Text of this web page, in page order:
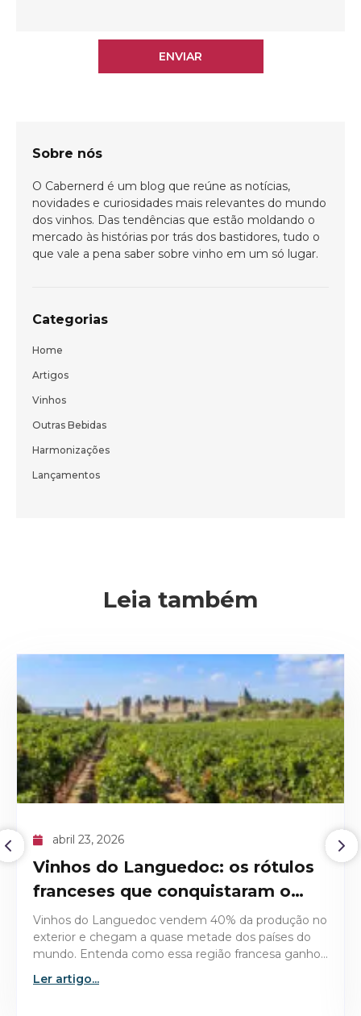
Cadastre-se e receba todas as novidades
ENVIAR
Sobre nós
O Cabernerd é um blog que reúne as notícias,
novidades e curiosidades mais relevantes do mundo
dos vinhos. Das tendências que estão moldando o
mercado às histórias por trás dos bastidores, tudo o
que vale a pena saber sobre vinho em um só lugar.
Categorias
Home
Artigos
Vinhos
Outras Bebidas
Harmonizações
Lançamentos
Leia também
abril 09, 2026
O recorde histórico do Domaine
de la Romanée-Conti 1945
Descubra os detalhes técnicos e históricos que
tornaram o Domaine de la Romanée-Conti 1945 a
garrafa mais valiosa já leiloada no mercado de vinhos
Ler artigo...